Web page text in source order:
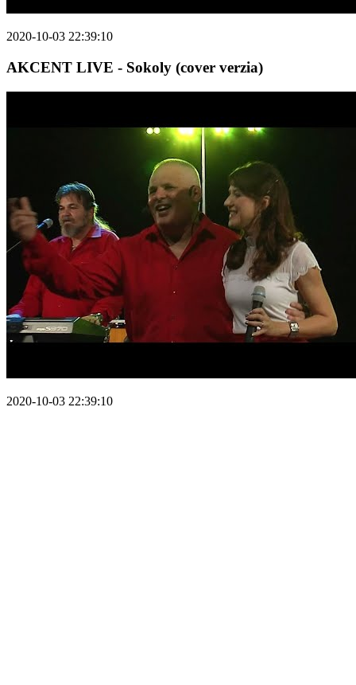
2020-10-03 22:39:10
AKCENT LIVE - Sokoly (cover verzia)
2020-10-03 22:39:10